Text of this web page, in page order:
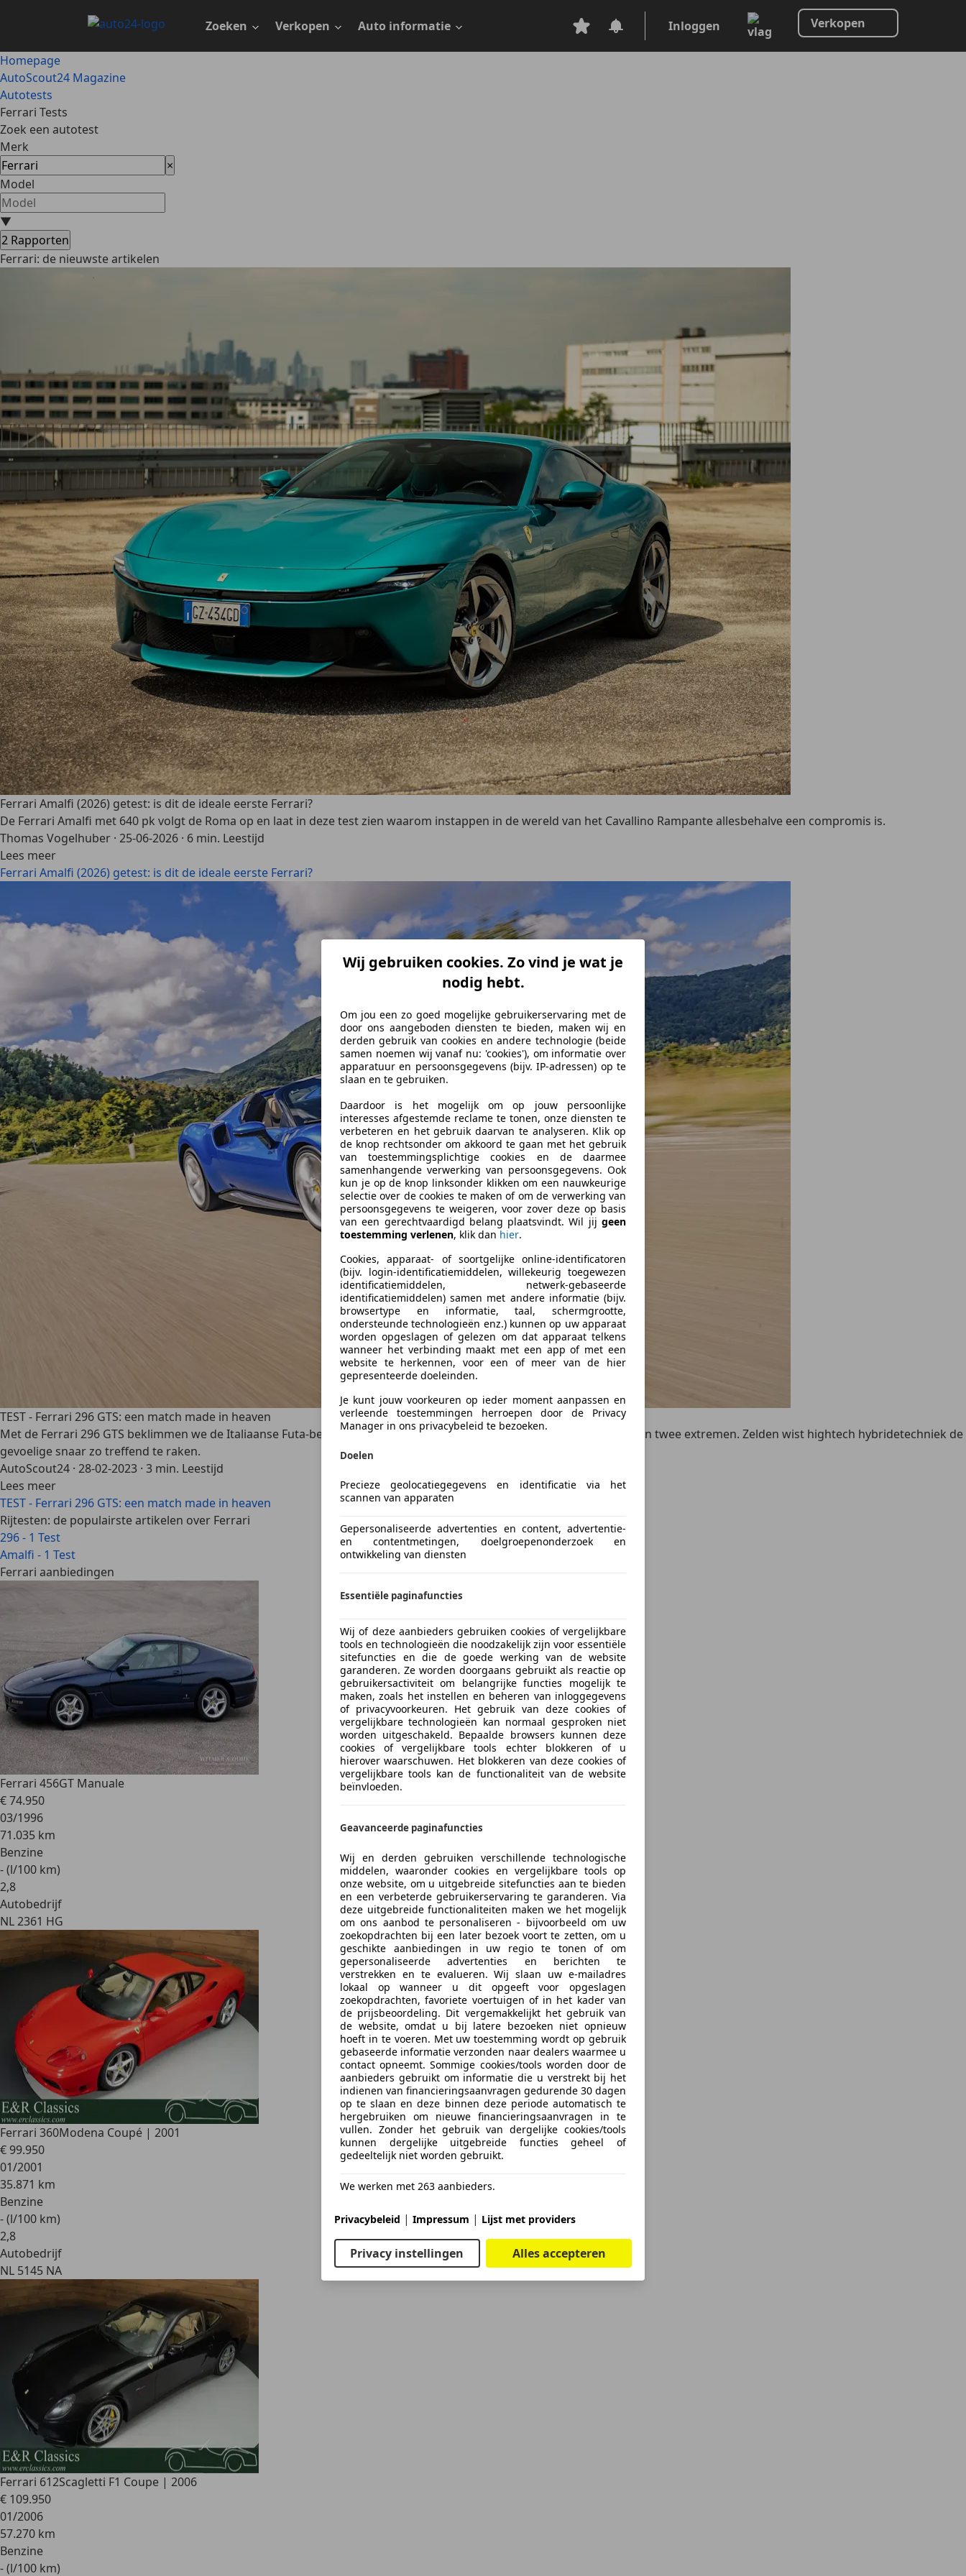
Zoeken Verkopen Auto informatie Inloggen Verkopen
Wij gebruiken cookies. Zo vind je wat je
nodig hebt.
Om jou een zo goed mogelijke gebruikerservaring met de
door ons aangeboden diensten te bieden, maken wij en
derden gebruik van cookies en andere technologie (beide
samen noemen wij vanaf nu: 'cookies'), om informatie over
apparatuur en persoonsgegevens (bijv. IP-adressen) op te
slaan en te gebruiken.
Daardoor is het mogelijk om op jouw persoonlijke
interesses afgestemde reclame te tonen, onze diensten te
verbeteren en het gebruik daarvan te analyseren. Klik op
de knop rechtsonder om akkoord te gaan met het gebruik
van toestemmingsplichtige cookies en de daarmee
samenhangende verwerking van persoonsgegevens. Ook
kun je op de knop linksonder klikken om een nauwkeurige
selectie over de cookies te maken of om de verwerking van
persoonsgegevens te weigeren, voor zover deze op basis
van een gerechtvaardigd belang plaatsvindt. Wil jij geen
toestemming verlenen, klik dan hier.
Cookies, apparaat- of soortgelijke online-identificatoren
(bijv. login-identificatiemiddelen, willekeurig toegewezen
identificatiemiddelen, netwerk-gebaseerde
identificatiemiddelen) samen met andere informatie (bijv.
browsertype en informatie, taal, schermgrootte,
ondersteunde technologieën enz.) kunnen op uw apparaat
worden opgeslagen of gelezen om dat apparaat telkens
wanneer het verbinding maakt met een app of met een
website te herkennen, voor een of meer van de hier
gepresenteerde doeleinden.
Je kunt jouw voorkeuren op ieder moment aanpassen en
verleende toestemmingen herroepen door de Privacy
Manager in ons privacybeleid te bezoeken.
Doelen
Precieze geolocatiegegevens en identificatie via het
scannen van apparaten
Gepersonaliseerde advertenties en content, advertentie-
en contentmetingen, doelgroepenonderzoek en
ontwikkeling van diensten
Essentiële paginafuncties
Wij of deze aanbieders gebruiken cookies of vergelijkbare
tools en technologieën die noodzakelijk zijn voor essentiële
sitefuncties en die de goede werking van de website
garanderen. Ze worden doorgaans gebruikt als reactie op
gebruikersactiviteit om belangrijke functies mogelijk te
maken, zoals het instellen en beheren van inloggegevens
of privacyvoorkeuren. Het gebruik van deze cookies of
vergelijkbare technologieën kan normaal gesproken niet
worden uitgeschakeld. Bepaalde browsers kunnen deze
cookies of vergelijkbare tools echter blokkeren of u
hierover waarschuwen. Het blokkeren van deze cookies of
vergelijkbare tools kan de functionaliteit van de website
beïnvloeden.
Geavanceerde paginafuncties
Wij en derden gebruiken verschillende technologische
middelen, waaronder cookies en vergelijkbare tools op
onze website, om u uitgebreide sitefuncties aan te bieden
en een verbeterde gebruikerservaring te garanderen. Via
deze uitgebreide functionaliteiten maken we het mogelijk
om ons aanbod te personaliseren - bijvoorbeeld om uw
zoekopdrachten bij een later bezoek voort te zetten, om u
geschikte aanbiedingen in uw regio te tonen of om
gepersonaliseerde advertenties en berichten te
verstrekken en te evalueren. Wij slaan uw e-mailadres
lokaal op wanneer u dit opgeeft voor opgeslagen
zoekopdrachten, favoriete voertuigen of in het kader van
de prijsbeoordeling. Dit vergemakkelijkt het gebruik van
de website, omdat u bij latere bezoeken niet opnieuw
hoeft in te voeren. Met uw toestemming wordt op gebruik
gebaseerde informatie verzonden naar dealers waarmee u
contact opneemt. Sommige cookies/tools worden door de
aanbieders gebruikt om informatie die u verstrekt bij het
indienen van financieringsaanvragen gedurende 30 dagen
op te slaan en deze binnen deze periode automatisch te
hergebruiken om nieuwe financieringsaanvragen in te
vullen. Zonder het gebruik van dergelijke cookies/tools
kunnen dergelijke uitgebreide functies geheel of
gedeeltelijk niet worden gebruikt.
We werken met 263 aanbieders.
Privacybeleid | Impressum | Lijst met providers
Privacy instellingen Alles accepteren
Homepage
AutoScout24 Magazine
Autotests
Ferrari Tests
Zoek een autotest
Merk
×
Model
▼
2 Rapporten
Ferrari: de nieuwste artikelen
Ferrari Amalfi (2026) getest: is dit de ideale eerste Ferrari?
De Ferrari Amalfi met 640 pk volgt de Roma op en laat in deze test zien waarom instappen in de wereld van het Cavallino Rampante allesbehalve een compromis is.
Thomas Vogelhuber · 25-06-2026 · 6 min. Leestijd
Lees meer
Ferrari Amalfi (2026) getest: is dit de ideale eerste Ferrari?
TEST - Ferrari 296 GTS: een match made in heaven
Met de Ferrari 296 GTS beklimmen we de Italiaanse Futa-bergpas. Hiermee belanden we midden in het liefdesrelaas van twee extremen. Zelden wist hightech hybridetechniek de
gevoelige snaar zo treffend te raken.
AutoScout24 · 28-02-2023 · 3 min. Leestijd
Lees meer
TEST - Ferrari 296 GTS: een match made in heaven
Rijtesten: de populairste artikelen over Ferrari
296 - 1 Test
Amalfi - 1 Test
Ferrari aanbiedingen
Ferrari 456GT Manuale
€ 74.950
03/1996
71.035 km
Benzine
- (l/100 km)
2,8
Autobedrijf
NL 2361 HG
Ferrari 360Modena Coupé | 2001
€ 99.950
01/2001
35.871 km
Benzine
- (l/100 km)
2,8
Autobedrijf
NL 5145 NA
Ferrari 612Scagletti F1 Coupe | 2006
€ 109.950
01/2006
57.270 km
Benzine
- (l/100 km)